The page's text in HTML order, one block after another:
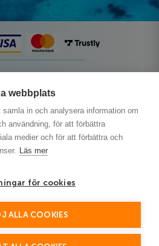
webbplats
in och analysera information om
användning, för att förbättra
medier och för att förbättra och
Läs mer
för cookies
ALLA COOKIESand the Google
of Service apply.